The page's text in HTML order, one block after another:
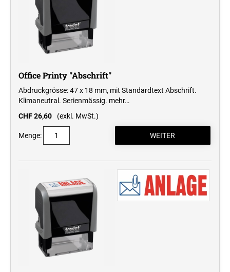
Professional Line
STEMPELKISSEN
ERSATZKISSEN REINER
ERSATZKISSEN FÜR TASCHENSTEMPEL
Office Printy "Abschrift"
Abdruckgrösse: 47 x 18 mm, mit Standardtext Abschrift.
Klimaneutral. Serienmässig. mehr…
CHF 26,60
(exkl. MwSt.)
Menge: